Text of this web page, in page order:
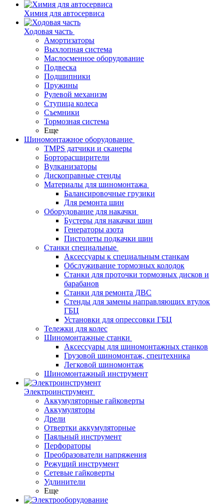
Химия для автосервиса
Ходовая часть
Амортизаторы
Выхлопная система
Маслосменное оборудование
Подвеска
Подшипники
Пружины
Рулевой механизм
Ступица колеса
Съемники
Тормозная система
Еще
Шиномонтажное оборудование
TMPS датчики и сканеры
Борторасширители
Вулканизаторы
Дископравные стенды
Материалы для шиномонтажа
Балансировочные грузики
Для ремонта шин
Оборудование для накачки
Бустеры для накачки шин
Генераторы азота
Пистолеты подкачки шин
Станки специальные
Аксессуары к специальным станкам
Обслуживание тормозных колодок
Станки для проточки тормозных дисков и
барабанов
Станки для ремонта ДВС
Стенды для замены направляющих втулок
ГБЦ
Установки для опрессовки ГБЦ
Тележки для колес
Шиномонтажные станки
Аксессуары для шиномонтажных станков
Грузовой шиномонтаж, спецтехника
Легковой шиномонтаж
Шиномонтажный инструмент
Электроинструмент
Аккумуляторные гайковерты
Аккумуляторы
Дрели
Отвертки аккумуляторные
Паяльный инструмент
Перфораторы
Преобразователи напряжения
Режущий инструмент
Сетевые гайковерты
Удлинители
Еще